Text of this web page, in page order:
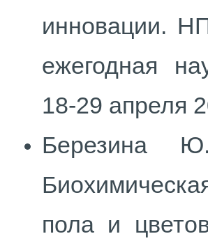
инновации.
ежегодная
18-29 апреля
Березина
пола и